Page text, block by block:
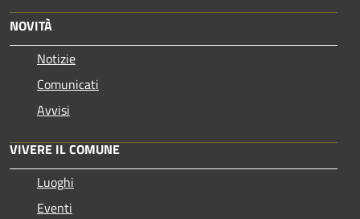
NOVITÀ
Notizie
Comunicati
Avvisi
VIVERE IL COMUNE
Luoghi
Eventi